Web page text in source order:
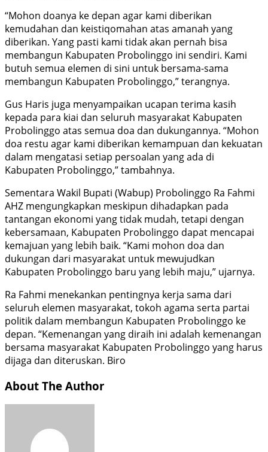
“Mohon doanya ke depan agar kami diberikan
kemudahan dan keistiqomahan atas amanah yang
diberikan. Yang pasti kami tidak akan pernah bisa
membangun Kabupaten Probolinggo ini sendiri. Kami
butuh semua elemen di sini untuk bersama-sama
membangun Kabupaten Probolinggo,” terangnya.
Gus Haris juga menyampaikan ucapan terima kasih
kepada para kiai dan seluruh masyarakat Kabupaten
Probolinggo atas semua doa dan dukungannya. “Mohon
doa restu agar kami diberikan kemampuan dan kekuatan
dalam mengatasi setiap persoalan yang ada di
Kabupaten Probolinggo,” tambahnya.
Sementara Wakil Bupati (Wabup) Probolinggo Ra Fahmi
AHZ mengungkapkan meskipun dihadapkan pada
tantangan ekonomi yang tidak mudah, tetapi dengan
kebersamaan, Kabupaten Probolinggo dapat mencapai
kemajuan yang lebih baik. “Kami mohon doa dan
dukungan dari masyarakat untuk mewujudkan
Kabupaten Probolinggo baru yang lebih maju,” ujarnya.
Ra Fahmi menekankan pentingnya kerja sama dari
seluruh elemen masyarakat, tokoh agama serta partai
politik dalam membangun Kabupaten Probolinggo ke
depan. “Kemenangan yang diraih ini adalah kemenangan
bersama masyarakat Kabupaten Probolinggo yang harus
dijaga dan diteruskan. Biro
About The Author